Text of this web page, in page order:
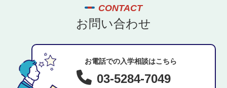
CONTACT
お問い合わせ
お電話での入学相談はこちら
03-5284-7049